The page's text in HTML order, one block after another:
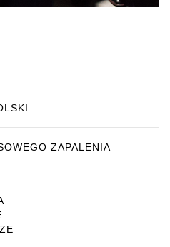
ZAPALENIA